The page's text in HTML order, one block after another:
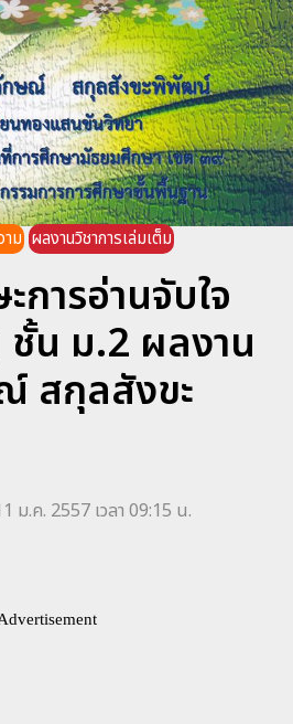
ม ผลงานวิชาการเล่มเต็ม
ารอ่านจับใจ
น ม.2 ผลงาน
สกุลสังขะ
ม.ค. 2557 เวลา 09:15 น.